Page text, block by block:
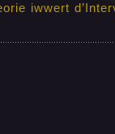
iwwert